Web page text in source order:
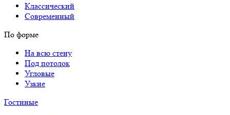
Классический
Современный
По форме
На всю стену
Под потолок
Угловые
Узкие
Гостиные